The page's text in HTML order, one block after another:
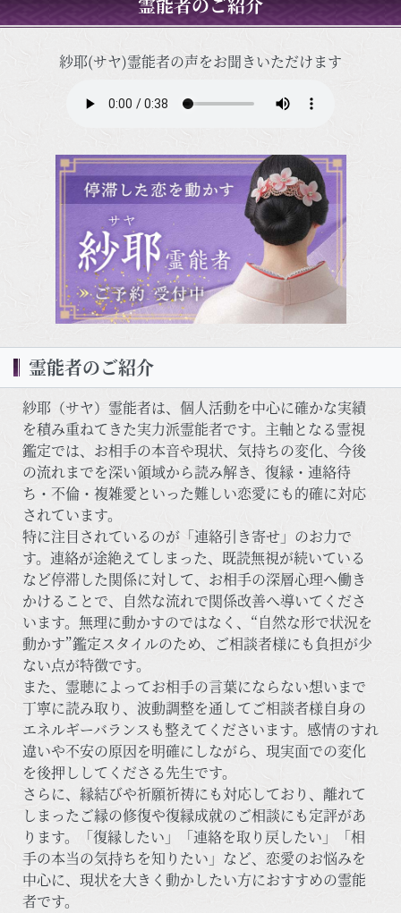
紗耶(サヤ)霊能者の声をお聞きいただけます
霊能者のご紹介
紗耶（サヤ）霊能者は、個人活動を中心に確かな実績
を積み重ねてきた実力派霊能者です。主軸となる霊視
鑑定では、お相手の本音や現状、気持ちの変化、今後
の流れまでを深い領域から読み解き、復縁・連絡待
ち・不倫・複雑愛といった難しい恋愛にも的確に対応
されています。
特に注目されているのが「連絡引き寄せ」のお力で
す。連絡が途絶えてしまった、既読無視が続いている
など停滞した関係に対して、お相手の深層心理へ働き
かけることで、自然な流れで関係改善へ導いてくださ
います。無理に動かすのではなく、“自然な形で状況を
動かす”鑑定スタイルのため、ご相談者様にも負担が少
ない点が特徴です。
また、霊聴によってお相手の言葉にならない想いまで
丁寧に読み取り、波動調整を通してご相談者様自身の
エネルギーバランスも整えてくださいます。感情のすれ
違いや不安の原因を明確にしながら、現実面での変化
を後押ししてくださる先生です。
さらに、縁結びや祈願祈祷にも対応しており、離れて
しまったご縁の修復や復縁成就のご相談にも定評があ
ります。「復縁したい」「連絡を取り戻したい」「相
手の本当の気持ちを知りたい」など、恋愛のお悩みを
中心に、現状を大きく動かしたい方におすすめの霊能
者です。